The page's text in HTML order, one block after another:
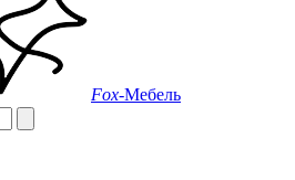
Fox-Мебель